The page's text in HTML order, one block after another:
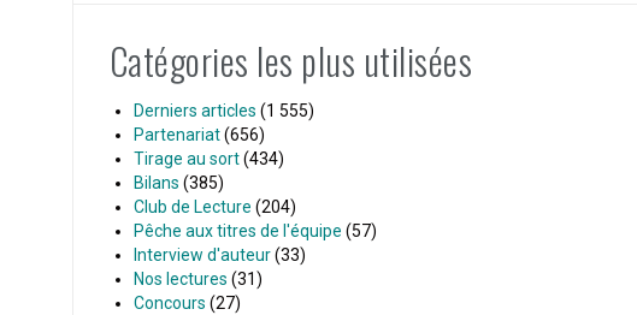
Catégories les plus utilisées
Derniers articles (1 555)
Partenariat(656)
Tirage au sort(434)
Bilans (385)
Club de Lecture (204)
Pêche aux titres de l'équipe (57)
Interview d'auteur(33)
Nos lectures (31)
Concours (27)